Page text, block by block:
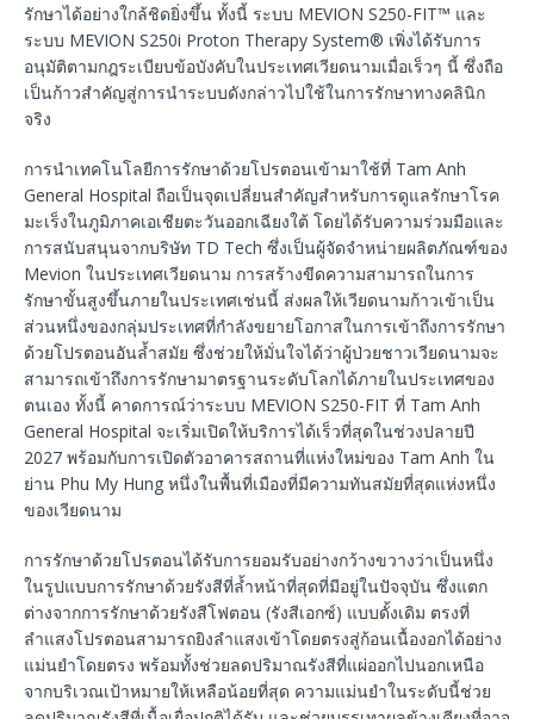
รักษาได้อย่างใกล้ชิดยิ่งขึ้น ทั้งนี้ ระบบ MEVION S250-FIT™ และ
ระบบ MEVION S250i Proton Therapy System® เพิ่งได้รับการ
อนุมัติตามกฎระเบียบข้อบังคับในประเทศเวียดนามเมื่อเร็วๆ นี้ ซึ่งถือ
เป็นก้าวสำคัญสู่การนำระบบดังกล่าวไปใช้ในการรักษาทางคลินิก
จริง
การนำเทคโนโลยีการรักษาด้วยโปรตอนเข้ามาใช้ที่ Tam Anh
General Hospital ถือเป็นจุดเปลี่ยนสำคัญสำหรับการดูแลรักษาโรค
มะเร็งในภูมิภาคเอเชียตะวันออกเฉียงใต้ โดยได้รับความร่วมมือและ
การสนับสนุนจากบริษัท TD Tech ซึ่งเป็นผู้จัดจำหน่ายผลิตภัณฑ์ของ
Mevion ในประเทศเวียดนาม การสร้างขีดความสามารถในการ
รักษาขั้นสูงขึ้นภายในประเทศเช่นนี้ ส่งผลให้เวียดนามก้าวเข้าเป็น
ส่วนหนึ่งของกลุ่มประเทศที่กำลังขยายโอกาสในการเข้าถึงการรักษา
ด้วยโปรตอนอันล้ำสมัย ซึ่งช่วยให้มั่นใจได้ว่าผู้ป่วยชาวเวียดนามจะ
สามารถเข้าถึงการรักษามาตรฐานระดับโลกได้ภายในประเทศของ
ตนเอง ทั้งนี้ คาดการณ์ว่าระบบ MEVION S250-FIT ที่ Tam Anh
General Hospital จะเริ่มเปิดให้บริการได้เร็วที่สุดในช่วงปลายปี
2027 พร้อมกับการเปิดตัวอาคารสถานที่แห่งใหม่ของ Tam Anh ใน
ย่าน Phu My Hung หนึ่งในพื้นที่เมืองที่มีความทันสมัยที่สุดแห่งหนึ่ง
ของเวียดนาม
การรักษาด้วยโปรตอนได้รับการยอมรับอย่างกว้างขวางว่าเป็นหนึ่ง
ในรูปแบบการรักษาด้วยรังสีที่ล้ำหน้าที่สุดที่มีอยู่ในปัจจุบัน ซึ่งแตก
ต่างจากการรักษาด้วยรังสีโฟตอน (รังสีเอกซ์) แบบดั้งเดิม ตรงที่
ลำแสงโปรตอนสามารถยิงลำแสงเข้าโดยตรงสู่ก้อนเนื้องอกได้อย่าง
แม่นยำโดยตรง พร้อมทั้งช่วยลดปริมาณรังสีที่แผ่ออกไปนอกเหนือ
จากบริเวณเป้าหมายให้เหลือน้อยที่สุด ความแม่นยำในระดับนี้ช่วย